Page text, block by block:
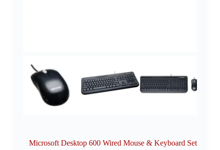
Microsoft Desktop 600 Wired Mouse & Keyboard Set